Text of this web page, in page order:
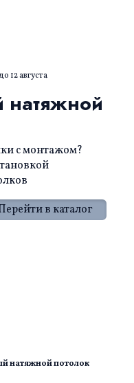
12 августа
натяжной
с монтажом?
в каталог
натяжной потолок